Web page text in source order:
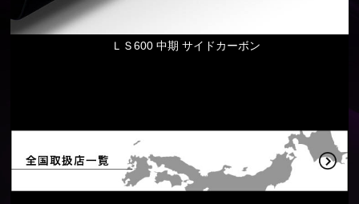
ＬＳ600 中期 サイドカーボン